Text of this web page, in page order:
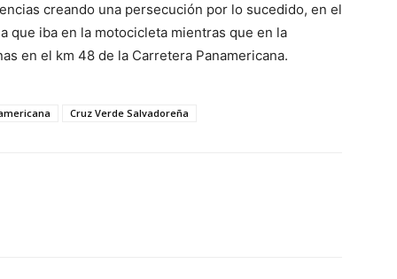
creando una persecución por lo sucedido, en el
que iba en la motocicleta mientras que en la
en el km 48 de la Carretera Panamericana.
Cruz Verde Salvadoreña